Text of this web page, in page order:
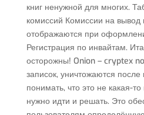
книг ненужной для многих.
комиссий Комиссии на вывод
отображаются при
Регистрация по инвайтам.
осторожны! Onion – cryptex
записок, уничтожаются
понимать, что это не какая-
нужно идти и решать. Это